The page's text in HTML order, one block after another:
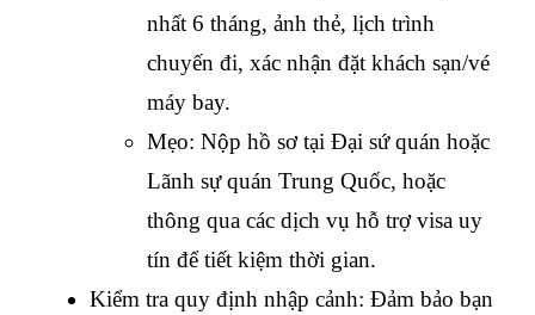
nhất 6 tháng, ảnh thẻ, lịch trình
chuyến đi, xác nhận đặt khách sạn/vé
máy bay.
Mẹo: Nộp hồ sơ tại Đại sứ quán hoặc
Lãnh sự quán Trung Quốc, hoặc
thông qua các dịch vụ hỗ trợ visa uy
tín để tiết kiệm thời gian.
Kiểm tra quy định nhập cảnh: Đảm bảo bạn